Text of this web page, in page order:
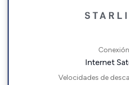
Internet
Velocidades de